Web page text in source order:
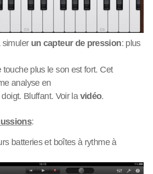
simuler un capteur de pression: plus
touche plus le son est fort. Cet
analyse en
Bluffant. Voir la vidéo.
:
batteries et boîtes à rythme à